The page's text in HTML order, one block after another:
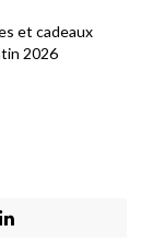
et cadeaux
2026